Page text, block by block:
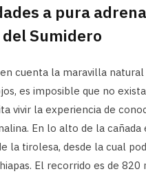
a pura
del Sumidero
cuenta la maravilla natural
es imposible que no
vivir la experiencia de
En lo alto de la
la tirolesa, desde la cual
El recorrido es de